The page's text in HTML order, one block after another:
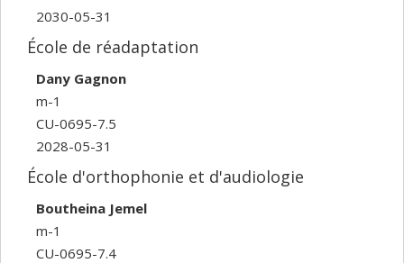
2030-05-31
École de réadaptation
Dany Gagnon
m-1
CU-0695-7.5
2028-05-31
École d'orthophonie et d'audiologie
Boutheina Jemel
m-1
CU-0695-7.4